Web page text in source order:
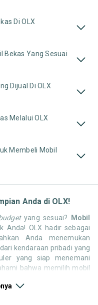
Di OLX
Bekas Yang Sesuai
Dijual Di OLX
Melalui OLX
Membeli Mobil
Anda di OLX!
yang sesuai? Mobil
Anda! OLX hadir sebagai
Anda menemukan
kendaraan pribadi yang
yang siap menemani
bahwa memilih mobil
di seluruh Indonesia.